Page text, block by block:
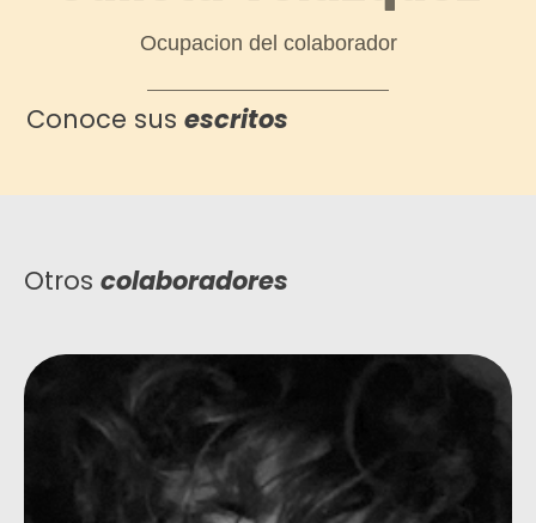
Ocupacion del colaborador
Conoce susescritos
Otros colaboradores